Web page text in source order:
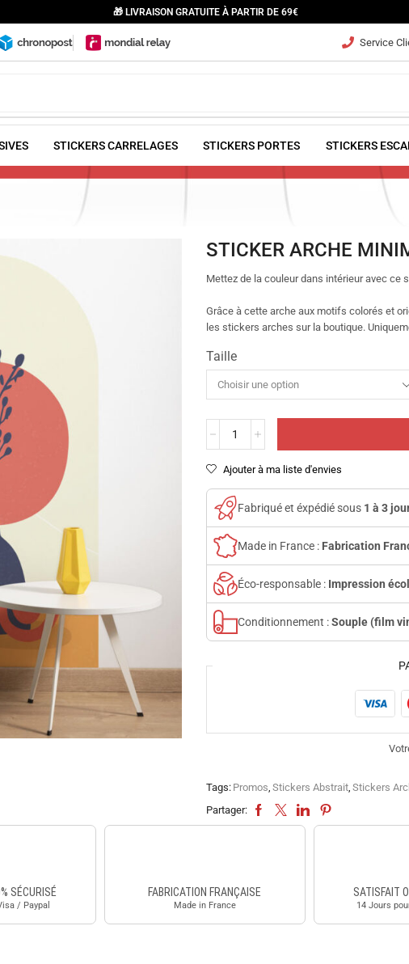
🎁 LIVRAISON GRATUITE À PARTIR DE 69€
Service
STICKERS CARRELAGES STICKERS PORTES STICKERS
STICKER ARCHE
Mettez de la couleur dans intérieur avec ce
Grâce à cette arche aux motifs colorés et
les stickers arches sur la boutique.
Taille
Ajouter à ma liste d'envies
Fabriqué et éxpédié sous 1 à 3
Made in France : Fabrication
Éco-responsable : Impression
Conditionnement :Souple (film
Tags: Promos, Stickers Abstrait, Stickers
Partager:
SÉCURISÉ
/ Paypal
FABRICATION FRANÇAISE
Made in France
SATISFAIT
14 Jours